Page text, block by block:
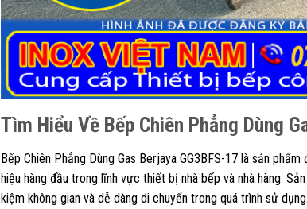
Tìm Hiểu Về Bếp Chiên Phẳng Dùng
Bếp Chiên Phẳng Dùng Gas Berjaya GG3BFS-17 là sản
hiệu hàng đầu trong lĩnh vực thiết bị nhà bếp và nhà hàng.
kiệm không gian và dễ dàng di chuyển trong quá trình sử